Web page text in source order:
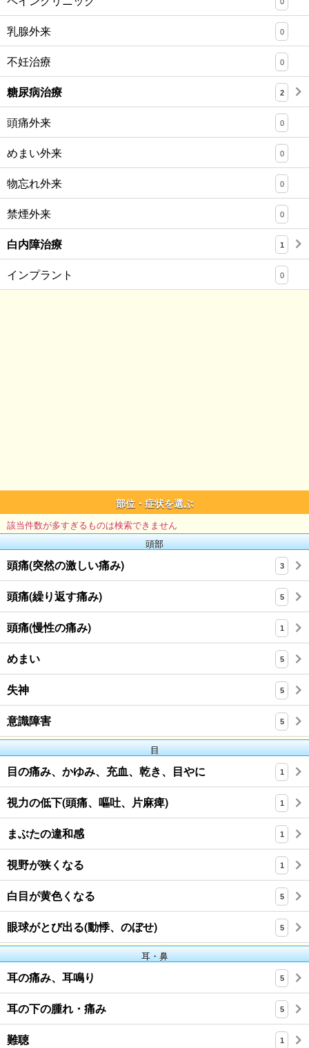
乳腺外来 0
不妊治療 0
糖尿病治療 2
頭痛外来 0
めまい外来 0
物忘れ外来 0
禁煙外来 0
白内障治療 1
インプラント 0
部位・症状を選ぶ
該当件数が多すぎるものは検索できません
頭部
頭痛(突然の激しい痛み) 3
頭痛(繰り返す痛み) 5
頭痛(慢性の痛み) 1
めまい 5
失神 5
意識障害 5
目
目の痛み、かゆみ、充血、乾き、目やに 1
視力の低下(頭痛、嘔吐、片麻痺) 1
まぶたの違和感 1
視野が狭くなる 1
白目が黄色くなる 5
眼球がとび出る(動悸、のぼせ) 5
耳・鼻
耳の痛み、耳鳴り 5
耳の下の腫れ・痛み 5
難聴 1